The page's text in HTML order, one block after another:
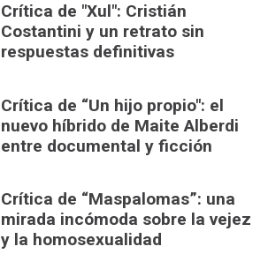
Crítica de "Xul": Cristián
Costantini y un retrato sin
respuestas definitivas
Crítica de “Un hijo propio": el
nuevo híbrido de Maite Alberdi
entre documental y ficción
Crítica de “Maspalomas”: una
mirada incómoda sobre la vejez
y la homosexualidad